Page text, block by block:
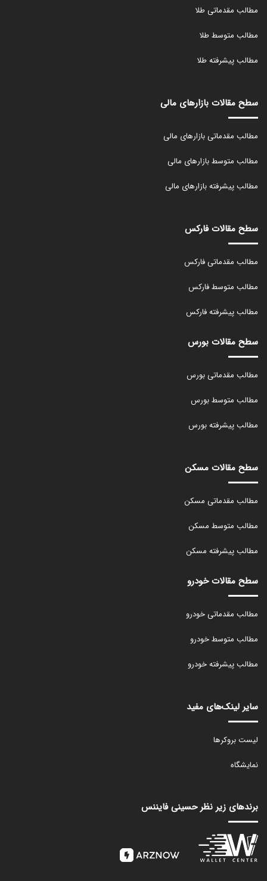
مطالب مقدماتی طلا
مطالب متوسط طلا
مطالب پیشرفته طلا
سطح مقالات بازارهای مالی
مطالب مقدماتی بازارهای مالی
مطالب متوسط بازارهای مالی
مطالب پیشرفته بازارهای مالی
سطح مقالات فارکس
مطالب مقدماتی فارکس
مطالب متوسط فارکس
مطالب پیشرفته فارکس
سطح مقالات بورس
مطالب مقدماتی بورس
مطالب متوسط بورس
مطالب پیشرفته بورس
سطح مقالات مسکن
مطالب مقدماتی مسکن
مطالب متوسط مسکن
مطالب پیشرفته مسکن
سطح مقالات خودرو
مطالب مقدماتی خودرو
مطالب متوسط خودرو
مطالب پیشرفته خودرو
سایر لینک‌های مفید
لیست بروکرها
نمایشگاه
برندهای زیر نظر حسینی فایننس